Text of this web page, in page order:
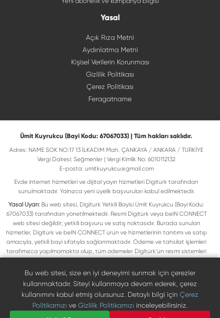
Yasal
Açık Rıza Metni
Aydınlatma Metni
Kişisel Verilerin Korunması
Gizlilik Politikası
Çerez Politikası
Feragatname
Ümit Kuyrukcu (Bayi Kodu: 67067033) | Tüm hakları saklıdır.
Adres: NAME SOK NO:17 13 İLKADIM Mah. ÇANKAYA / ANKARA / TÜRKİYE
Vergi Dairesi: Seğmenler | Vergi Kimlik No: 6010112132
E-posta: umitkuyrukcu@gmail.com
Evde internet hizmetleri ve dijital yayın hizmetleri Digitürk tarafından
sunulmaktadır. Yalnızca yeni üyelik başvuruları kabul edilmektedir.
Yasal Uyarı: Bu web sitesi, Digiturk Yetkili Bayisi Ümit Kuyrukcu (Bayi Kodu:
67067033) tarafından yönetilmektedir. Resmi Digitürk veya beIN CONNECT
web sitesi değildir; yetkili başvuru ve satış noktasıdır. Burada sunulan
hizmetler, Digitürk ve beIN CONNECT ürün ve hizmetlerinin tanıtımı ve satışı
amacıyla, yetkili bayi sıfatıyla sağlanmaktadır. Ödeme ve tahsilat işlemleri
tarafımızca yapılmamakta olup, tüm ödemeler Digitürk’ün resmi sistemleri
ilgili hak sahiplerine ait olup yasal koruma altındadır. Bu markalar, yalnızca
marka sahiplerinin kullanım koşullarına uygun şekilde kullanılmaktadır. Digitürk
veya beIN CONNECT’in resmi web sitelerine ulaşmak için ilgili markaların
doğrudan resmi kanallarını ziyaret edebilirsiniz.
Digiturk resmî bayi listesinde doğrulayın
Bu web sitesi, size en iyi deneyimi sunmak için çerezler
kullanmaktadır. Siteyi kullanmaya devam ederek, çerez
kullanımını kabul etmiş olursunuz. Detaylı bilgi için Çerez
Politikamızı ve Gizlilik Politikamızı inceleyebilirsiniz.